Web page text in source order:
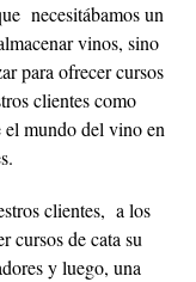
necesitábamos un
vinos, sino
para ofrecer cursos
clientes como
mundo del vino en
clientes, a los
cursos de cata su
y luego, una